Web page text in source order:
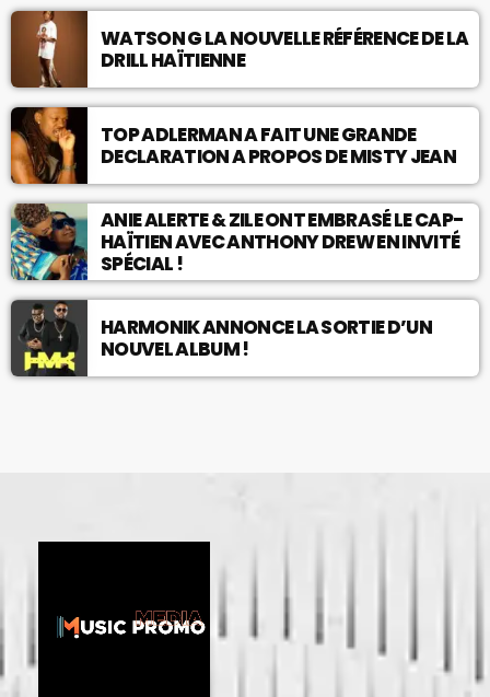
WATSON G LA NOUVELLE RÉFÉRENCE DE LA
DRILL HAÏTIENNE
TOP ADLERMAN A FAIT UNE GRANDE
DECLARATION A PROPOS DE MISTY JEAN
ANIE ALERTE & ZILE ONT EMBRASÉ LE CAP-
HAÏTIEN AVEC ANTHONY DREW EN INVITÉ
SPÉCIAL !
HARMONIK ANNONCE LA SORTIE D’UN
NOUVEL ALBUM !